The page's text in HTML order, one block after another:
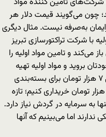
چون می‌گویند قیمت دلار هر
به‌صرفه نیست. مثال دیگری
با شرکت تراکتورسازی تبریز
می‌کند و تامین مواد اولیه را
بروید و مواد اولیه تهیه
کنید. همین حالا نایلونی که قبلا کیلویی ۷ هزار تومان برای بسته‌بندی
می‌خریدیم را باید حالا به قرار کیلویی ۱۶ هزار تومان خریداری کنیم؛ تازه
به سرمایه در گردش نیاز دارد.
اما می‌بینیم که آنها